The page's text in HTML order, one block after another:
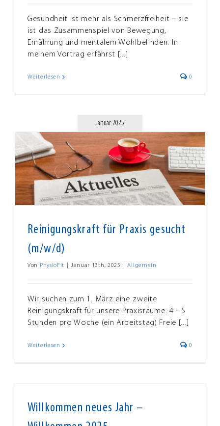
Gesundheit ist mehr als Schmerzfreiheit – sie
ist das Zusammenspiel von Bewegung,
Ernährung und mentalem Wohlbefinden. In
meinem Vortrag erfährst [...]
Weiterlesen 0
Januar 2025
Reinigungskraft für Praxis gesucht
(m/w/d)
Von PhysioFit Januar 13th, 2025 Allgemein
Wir suchen zum 1. März eine zweite
Reinigungskraft für unsere Praxisräume: 4 - 5
Stunden pro Woche (ein Arbeitstag) Freie [...]
Weiterlesen 0
Willkommen neues Jahr –